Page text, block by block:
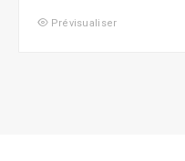
Prévisualiser